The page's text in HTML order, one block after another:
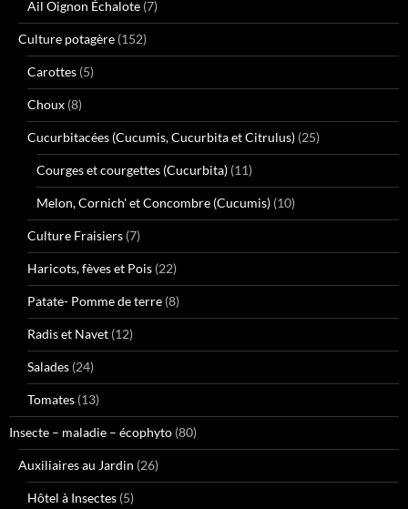
Ail Oignon Échalote (7)
Culture potagère (152)
Carottes (5)
Choux (8)
Cucurbitacées (Cucumis, Cucurbita et Citrulus) (25)
Courges et courgettes (Cucurbita) (11)
Melon, Cornich' et Concombre (Cucumis) (10)
Culture Fraisiers (7)
Haricots, fèves et Pois (22)
Patate- Pomme de terre (8)
Radis et Navet (12)
Salades (24)
Tomates (13)
Insecte – maladie – écophyto (80)
Auxiliaires au Jardin (26)
Hôtel à Insectes (5)